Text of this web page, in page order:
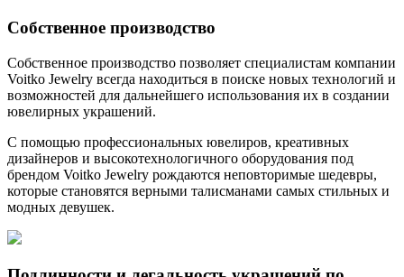
Собственное производство
Собственное производство позволяет специалистам компании
Voitko Jewelry всегда находиться в поиске новых технологий и
возможностей для дальнейшего использования их в создании
ювелирных украшений.
С помощью профессиональных ювелиров, креативных
дизайнеров и высокотехнологичного оборудования под
брендом Voitko Jewelry рождаются неповторимые шедевры,
которые становятся верными талисманами самых стильных и
модных девушек.